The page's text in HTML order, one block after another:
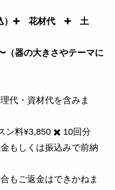
）➕ 花材代 ➕ 土
（器の大きさやテーマに
代・資材代を含みま
ン料¥3,850 ✖️ 10回分
もしくは振込みで前納
もご返金はできかねま